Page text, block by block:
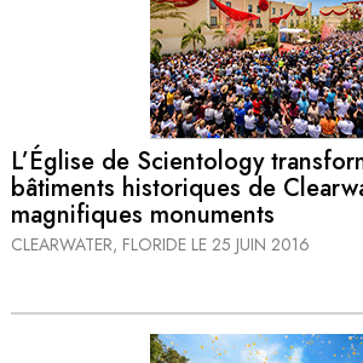
L’Église de Scientology
bâtiments historiques de
magnifiques monuments
CLEARWATER, FLORIDE LE 25 JUIN 2016